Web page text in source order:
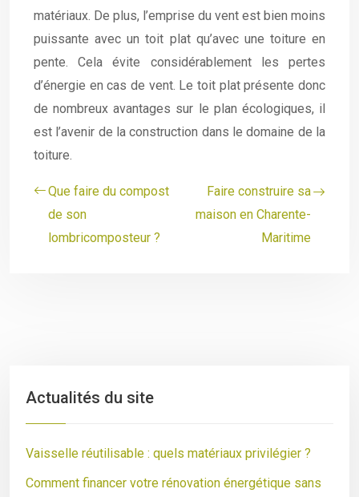
matériaux. De plus, l’emprise du vent est bien moins
puissante avec un toit plat qu’avec une toiture en
pente. Cela évite considérablement les pertes
d’énergie en cas de vent. Le toit plat présente donc
de nombreux avantages sur le plan écologiques, il
est l’avenir de la construction dans le domaine de la
toiture.
Que faire du compost
de son
lombricomposteur ?
Faire construire sa
maison en Charente-
Maritime
Actualités du site
Vaisselle réutilisable : quels matériaux privilégier ?
Comment financer votre rénovation énergétique sans